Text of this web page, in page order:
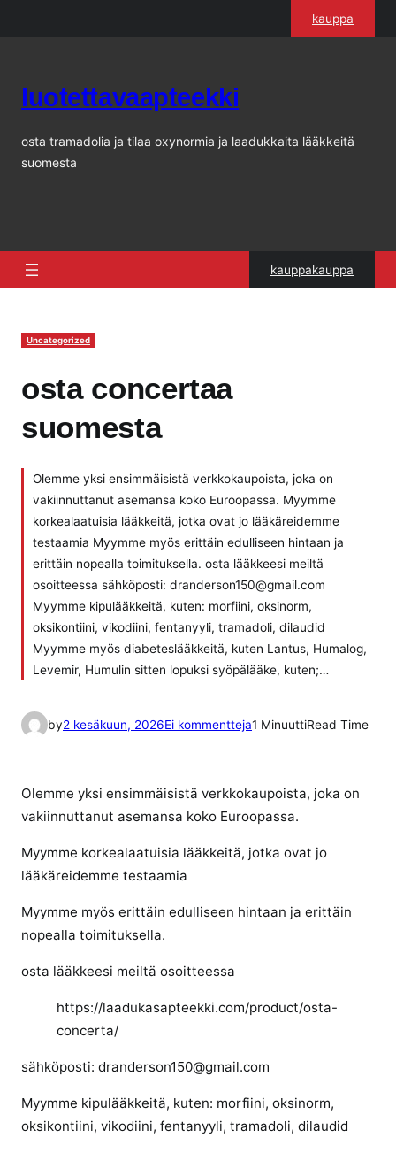
kauppa
luotettavaapteekki
osta tramadolia ja tilaa oxynormia ja laadukkaita lääkkeitä
suomesta
kauppakauppa
Uncategorized
osta concertaa
suomesta
Olemme yksi ensimmäisistä verkkokaupoista, joka on
vakiinnuttanut asemansa koko Euroopassa. Myymme
korkealaatuisia lääkkeitä, jotka ovat jo lääkäreidemme
testaamia Myymme myös erittäin edulliseen hintaan ja
erittäin nopealla toimituksella. osta lääkkeesi meiltä
osoitteessa sähköposti: dranderson150@gmail.com
Myymme kipulääkkeitä, kuten: morfiini, oksinorm,
oksikontiini, vikodiini, fentanyyli, tramadoli, dilaudid
Myymme myös diabeteslääkkeitä, kuten Lantus, Humalog,
Levemir, Humulin sitten lopuksi syöpälääke, kuten;…
by2 kesäkuun, 2026Ei kommenttejaa
e
i
o
c
e
1 MinuuttiRead Time
Olemme yksi ensimmäisistä verkkokaupoista, joka on
vakiinnuttanut asemansa koko Euroopassa.
Myymme korkealaatuisia lääkkeitä, jotka ovat jo
lääkäreidemme testaamia
Myymme myös erittäin edulliseen hintaan ja erittäin
nopealla toimituksella.
osta lääkkeesi meiltä osoitteessa
https://laadukasapteekki.com/product/osta-
concerta/
sähköposti: dranderson150@gmail.com
Myymme kipulääkkeitä, kuten: morfiini, oksinorm,
oksikontiini, vikodiini, fentanyyli, tramadoli, dilaudid